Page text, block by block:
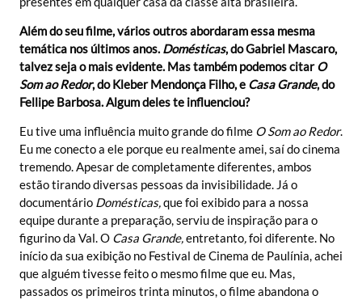
Além do seu filme, vários outros abordaram essa mesma
temática nos últimos anos. Domésticas, do Gabriel Mascaro,
talvez seja o mais evidente. Mas também podemos citarO
Som ao Redor, do Kleber Mendonça Filho, e Casa Grande, do
Fellipe Barbosa. Algum deles te influenciou?
Eu tive uma influência muito grande do filme O Som ao Redor.
Eu me conecto a ele porque eu realmente amei, saí do cinema
tremendo. Apesar de completamente diferentes, ambos
estão tirando diversas pessoas da invisibilidade. Já o
documentário Domésticas,quefoi exibido para a nossa
equipe durante a preparação, serviu de inspiração para o
figurino da Val. O Casa Grande,entretanto,foi diferente. No
início da sua exibição no Festival de Cinema de Paulínia, achei
que alguém tivesse feito o mesmo filme que eu. Mas,
passados os primeiros trinta minutos, o filme abandona o